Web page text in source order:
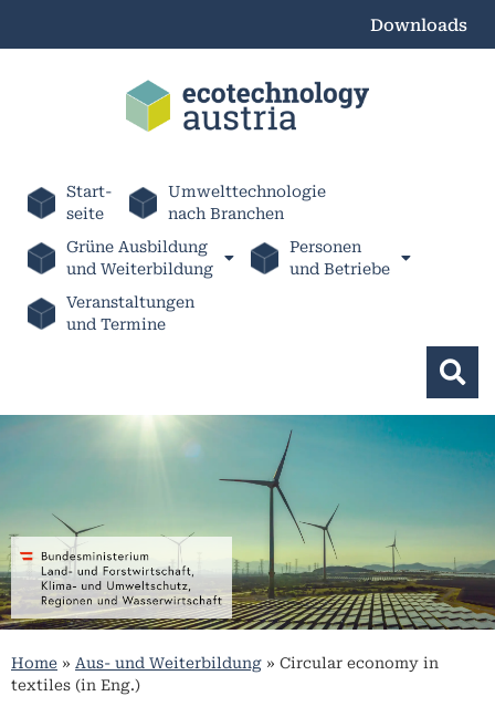
Downloads
Start-
seite
Umwelttechnologie
nach Branchen
Grüne Ausbildung
und Weiterbildung
Personen
und Betriebe
Veranstaltungen
und Termine
Home » Aus- und Weiterbildung » Circular economy in
textiles (in Eng.)